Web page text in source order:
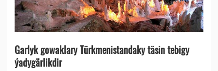
Garlyk gowaklary Türkmenistandaky täsin tebigy
ýadygärlikdir